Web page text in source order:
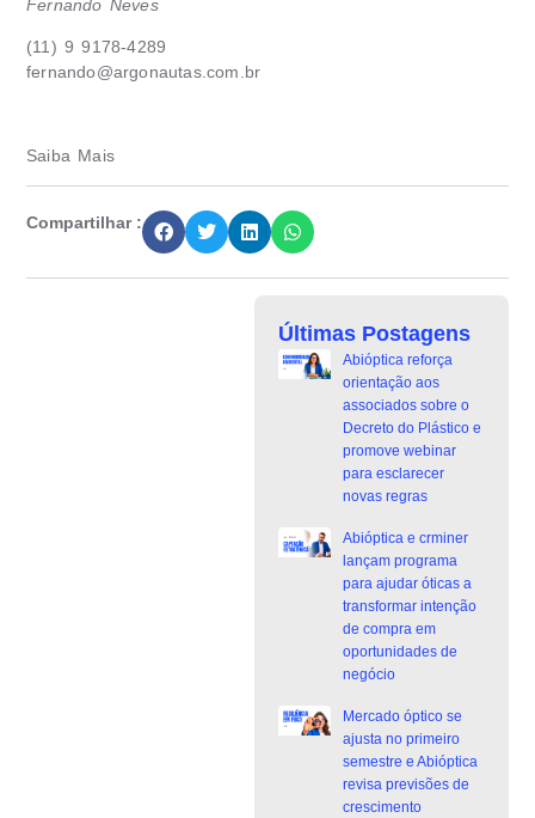
Fernando Neves
(11) 9 9178-4289
fernando@argonautas.com.br
Saiba Mais
Compartilhar :
Últimas Postagens
Abióptica reforça
orientação aos
associados sobre o
Decreto do Plástico e
promove webinar
para esclarecer
novas regras
Abióptica e crminer
lançam programa
para ajudar óticas a
transformar intenção
de compra em
oportunidades de
negócio
Mercado óptico se
ajusta no primeiro
semestre e Abióptica
revisa previsões de
crescimento